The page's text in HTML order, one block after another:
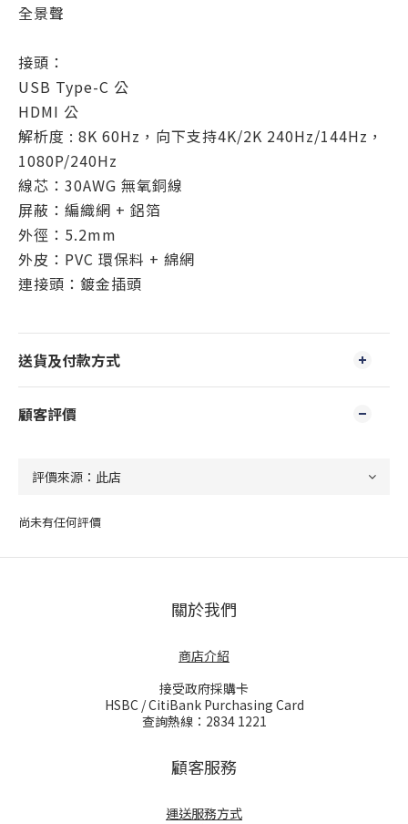
全景聲
接頭：
USB Type-C 公
HDMI 公
解析度 : 8K 60Hz，向下支持4K/2K 240Hz/144Hz，
1080P/240Hz
線芯：30AWG 無氧銅線
屏蔽：編織網 + 鋁箔
外徑：5.2mm
外皮：PVC 環保料 + 綿網
連接頭：鍍金插頭
送貨及付款方式
顧客評價
尚未有任何評價
關於我們
商店介紹
接受政府採購卡
HSBC / CitiBank Purchasing Card
查詢熱線：2834 1221
顧客服務
運送服務方式